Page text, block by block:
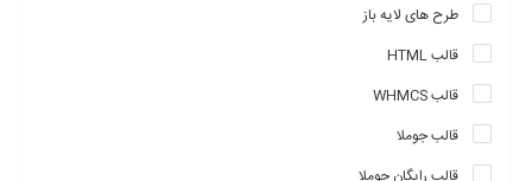
طرح های لایه باز
قالب HTML
قالب WHMCS
قالب جوملا